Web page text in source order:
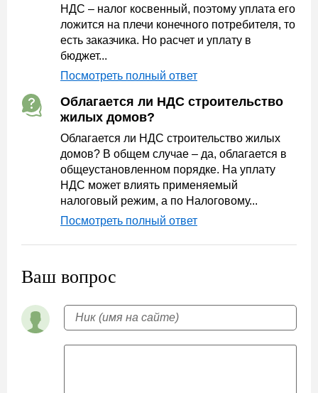
НДС – налог косвенный, поэтому уплата его
ложится на плечи конечного потребителя, то
есть заказчика. Но расчет и уплату в
бюджет...
Посмотреть полный ответ
Облагается ли НДС строительство
жилых домов?
Облагается ли НДС строительство жилых
домов? В общем случае – да, облагается в
общеустановленном порядке. На уплату
НДС может влиять применяемый
налоговый режим, а по Налоговому...
Посмотреть полный ответ
Ваш вопрос